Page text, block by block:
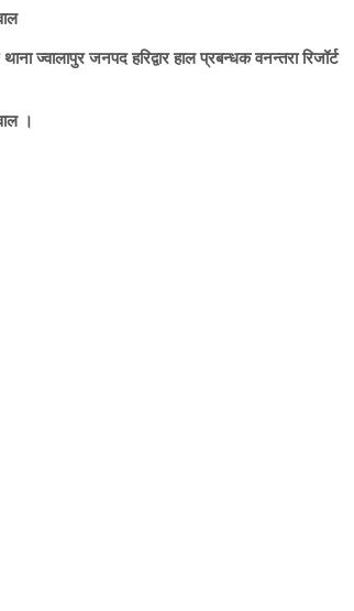
ज्वालापुर जनपद हरिद्वार हाल प्रबन्धक वनन्तरा रिजॉर्ट
।